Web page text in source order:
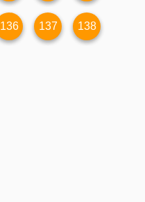
136 137 138